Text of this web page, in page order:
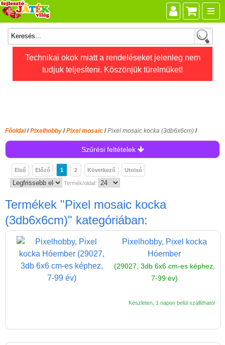
Technikai okok miatt a rendeléseket jelenleg nem
tudjuk teljesíteni. Köszönjük türelmüket!
Főoldal/Pixelhobby /Pixel mosaic /Pixel mosaic kocka (3db6x6cm) /
Szűrési feltételek
Első Előző 1 2 Következő Utolsó
Termék/oldal:
Termékek "Pixel mosaic kocka
(3db6x6cm)" kategóriában:
Pixelhobby, Pixel kocka
Hóember
(29027, 3db 6x6 cm-es képhez,
7-99 év)
Készleten, 1 napon belül szállítható!
Összes játék
Játékok életkor szerint
Bébijátékok
Diafilm
Építőjáték
Fajátékok
Futóbiciklik, rollerek
Gyerekszoba
Intelligens gyurma
Iskolaszerek